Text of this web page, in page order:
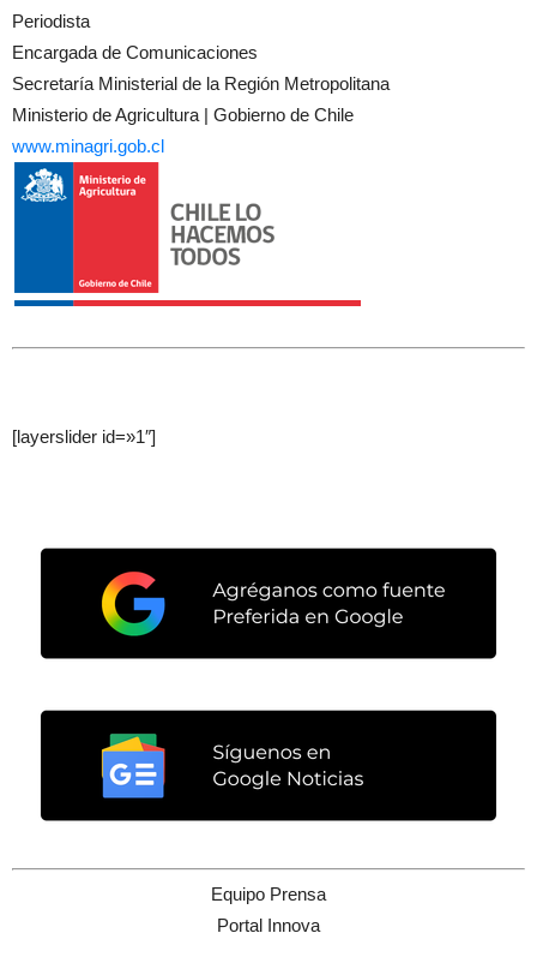
Periodista
Encargada de Comunicaciones
Secretaría Ministerial de la Región Metropolitana
Ministerio de Agricultura | Gobierno de Chile
www.minagri.gob.cl
[layerslider id=»1″]
Equipo Prensa
Portal Innova